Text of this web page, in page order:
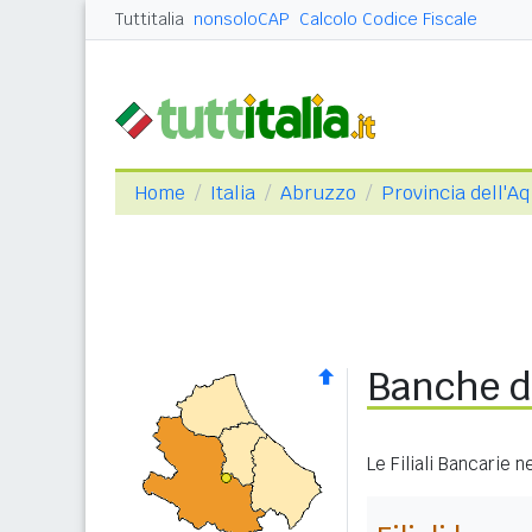
Tuttitalia nonsoloCAP Calcolo Codice Fiscale
Home Italia Abruzzo Provincia
Banche
Le Filiali Bancarie